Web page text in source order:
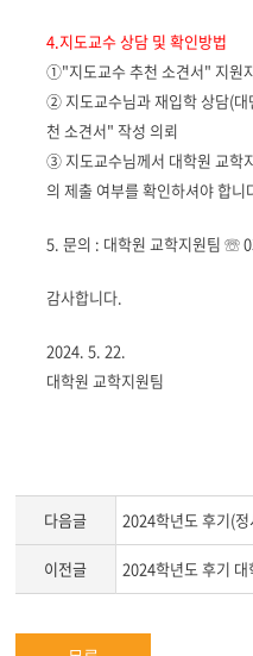
4.지도교수 상담 및 확인방법
①"지도교수 추천 소견서" 지원
② 지도교수님과 재입학 상담(대
천 소견서" 작성 의뢰
③ 지도교수님께서 대학원 교학
의 제출 여부를 확인하셔야 합니
5.문의 : 대학원 교학지원팀☏
감사합니다.
2024. 5. 22.
대학원 교학지원팀
다음글 2024학년도 후기(
이전글 2024학년도 후기